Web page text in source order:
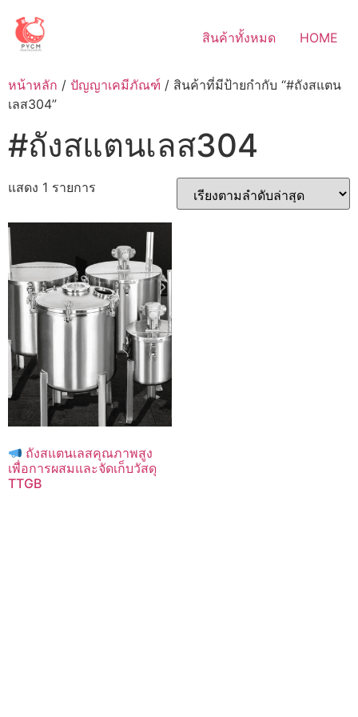
content
สินค้าทั้งหมด HOME
หน้าหลัก / ปัญญาเคมีภัณฑ์ / สินค้าที่มีป้ายกำกับ “#ถังสแตน
เลส304”
#ถังสแตนเลส304
แสดง 1 รายการ
ถังสแตนเลสคุณภาพสูง
เพื่อการผสมและจัดเก็บวัสดุ
TTGB